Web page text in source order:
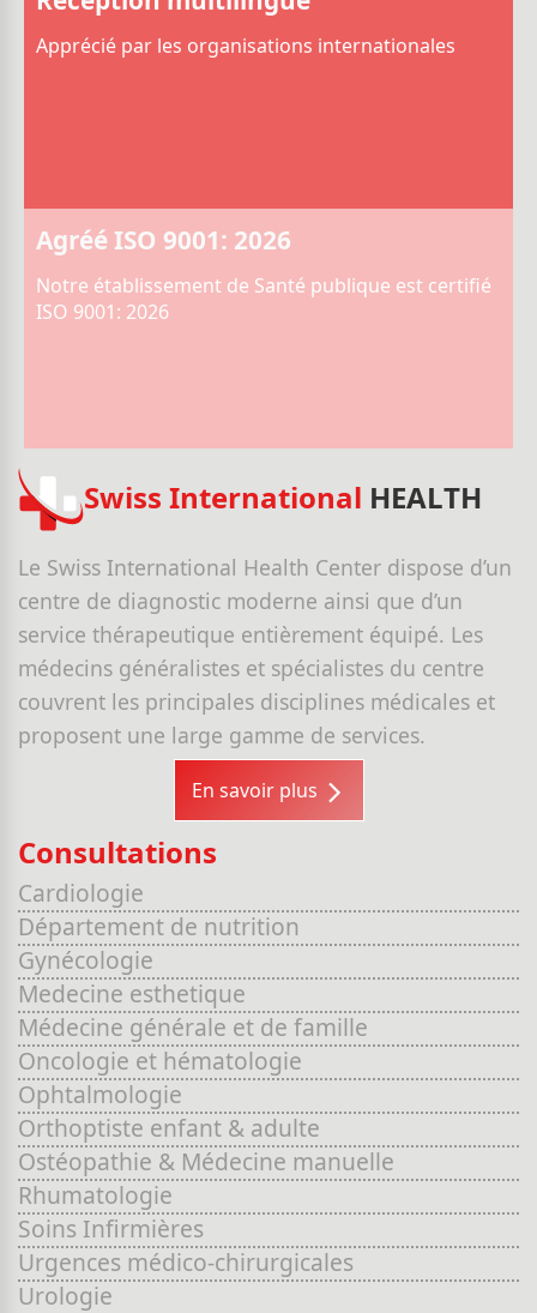
Apprécié par les organisations internationales
Agréé ISO 9001: 2026
Notre établissement de Santé publique est certifié
ISO 9001: 2026
Swiss International HEALTH
Le Swiss International Health Center dispose d’un
centre de diagnostic moderne ainsi que d’un
service thérapeutique entièrement équipé. Les
médecins généralistes et spécialistes du centre
couvrent les principales disciplines médicales et
proposent une large gamme de services.
En savoir plus
Consultations
Cardiologie
Département de nutrition
Gynécologie
Medecine esthetique
Médecine générale et de famille
Oncologie et hématologie
Ophtalmologie
Orthoptiste enfant & adulte
Ostéopathie & Médecine manuelle
Rhumatologie
Soins Infirmières
Urgences médico-chirurgicales
Urologie